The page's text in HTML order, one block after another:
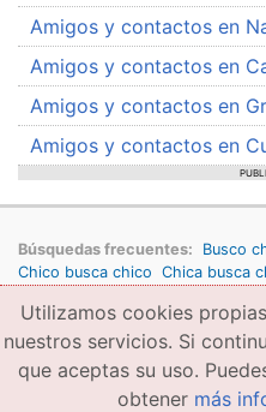
Amigos y contactos en
Amigos y contactos en
Amigos y contactos en
Amigos y contactos en
Búsquedas frecuentes: Busco
Chico busca chico Chica busca
Copyright © 2026 amigae.com
Política de privacidad
Copyright
Utilizamos cookies
nuestros servicios. Si
que aceptas su uso.
obtener más